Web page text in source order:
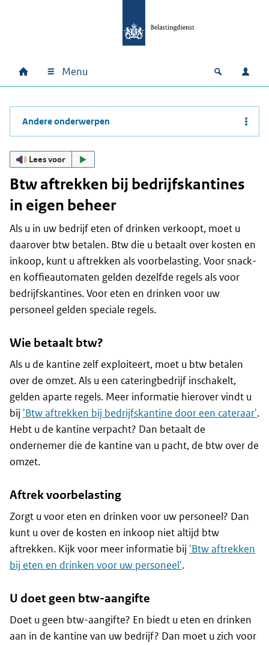
Hoofdnavigatie
Home Menu Open
Andere onderwerpen
Lees voor
Btw aftrekken bij bedrijfskantines
in eigen beheer
Als u in uw bedrijf eten of drinken verkoopt, moet u
daarover btw betalen. Btw die u betaalt over kosten en
inkoop, kunt u aftrekken als voorbelasting. Voor snack-
en koffieautomaten gelden dezelfde regels als voor
bedrijfskantines. Voor eten en drinken voor uw
personeel gelden speciale regels.
Wie betaalt btw?
Als u de kantine zelf exploiteert, moet u btw betalen
over de omzet. Als u een cateringbedrijf inschakelt,
gelden aparte regels. Meer informatie hierover vindt u
bij 'Btw aftrekken bij bedrijfskantine door een cateraar'.
Hebt u de kantine verpacht? Dan betaalt de
ondernemer die de kantine van u pacht, de btw over de
omzet.
Aftrek voorbelasting
Zorgt u voor eten en drinken voor uw personeel? Dan
kunt u over de kosten en inkoop niet altijd btw
aftrekken. Kijk voor meer informatie bij 'Btw aftrekken
bij eten en drinken voor uw personeel'.
U doet geen btw-aangifte
Doet u geen btw-aangifte? En biedt u eten en drinken
aan in de kantine van uw bedrijf? Dan moet u zich voor